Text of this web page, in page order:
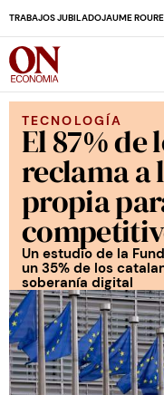
TRABAJOS JUBILADOJAUME
TECNOLOGÍA
El 87% de
reclama a
propia
Un estudio de la
un 35% de los
soberanía digital